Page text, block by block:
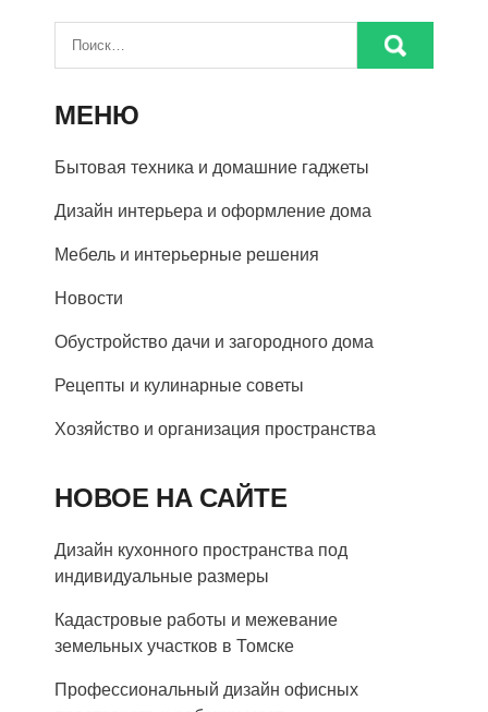
МЕНЮ
Бытовая техника и домашние гаджеты
Дизайн интерьера и оформление дома
Мебель и интерьерные решения
Новости
Обустройство дачи и загородного дома
Рецепты и кулинарные советы
Хозяйство и организация пространства
НОВОЕ НА САЙТЕ
Дизайн кухонного пространства под
индивидуальные размеры
Кадастровые работы и межевание
земельных участков в Томске
Профессиональный дизайн офисных